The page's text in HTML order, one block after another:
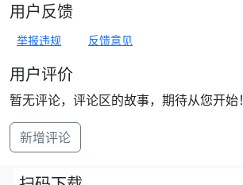
用户反馈
举报违规 反馈意见
用户评价
暂无评论，评论区的故事，期待从您开始！
新增评论